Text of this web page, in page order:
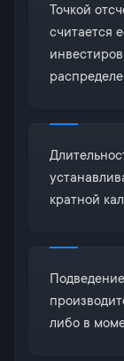
Точкой
считается
кратной
либо в